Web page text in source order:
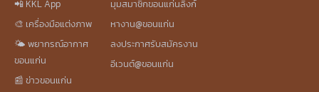
📲 KKL App
🎨 เครื่องมือแต่งภาพ
🌤️ พยากรณ์อากาศ
ขอนแก่น
📰 ข่าวขอนแก่น
มุมสมาชิกขอนแก่นลิงก์
หางาน@ขอนแก่น
ลงประกาศรับสมัครงาน
อีเวนต์@ขอนแก่น